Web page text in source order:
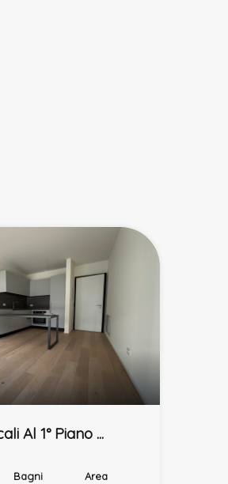
Al 1° Piano ...
Bagni Area